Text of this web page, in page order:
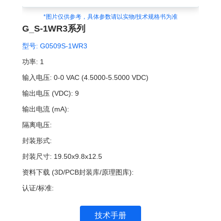
*图片仅供参考，具体参数请以实物/技术规格书为准
G_S-1WR3系列
型号: G0509S-1WR3
功率: 1
输入电压: 0-0 VAC (4.5000-5.5000 VDC)
输出电压 (VDC): 9
输出电流 (mA):
隔离电压:
封装形式:
封装尺寸: 19.50x9.8x12.5
资料下载 (3D/PCB封装库/原理图库):
认证/标准:
技术手册